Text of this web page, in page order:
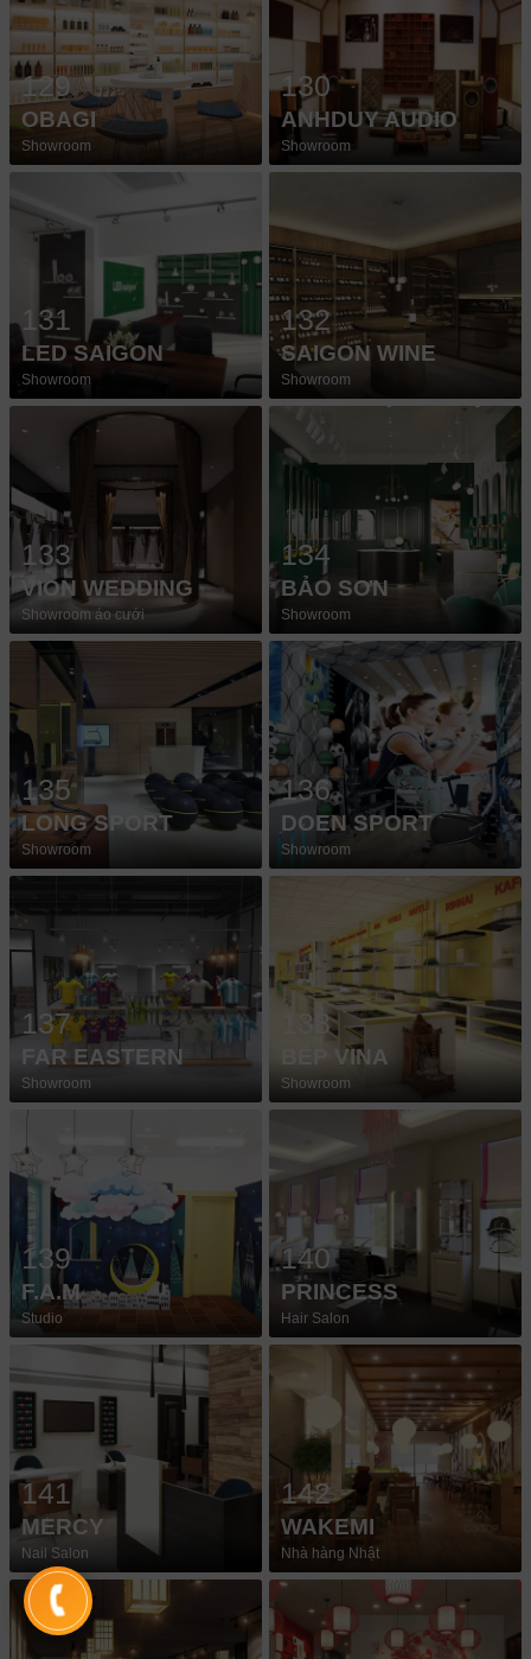
129
OBAGI
Showroom
130
ANHDUY AUDIO
Showroom
131
LED SAIGON
Showroom
132
SAIGON WINE
Showroom
133
VION WEDDING
Showroom áo cưới
134
BẢO SƠN
Showroom
135
LONG SPORT
Showroom
136
DOEN SPORT
Showroom
137
FAR EASTERN
Showroom
138
BẾP VINA
Showroom
139
F.A.M
Studio
140
PRINCESS
Hair Salon
141
MERCY
Nail Salon
142
WAKEMI
Nhà hàng Nhật